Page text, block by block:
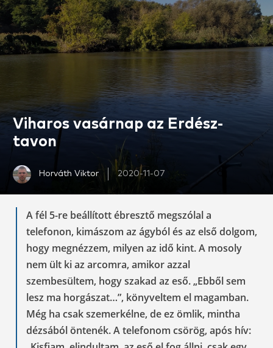
Viharos vasárnap az Erdész-
tavon
Horváth Viktor 2020-11-07
A fél 5-re beállított ébresztő megszólal a
telefonon, kimászom az ágyból és az első dolgom,
hogy megnézzem, milyen az idő kint. A mosoly
nem ült ki az arcomra, amikor azzal
szembesültem, hogy szakad az eső. „Ebből sem
lesz ma horgászat…”, könyveltem el magamban.
Még ha csak szemerkélne, de ez ömlik, mintha
dézsából öntenék. A telefonom csörög, após hív: